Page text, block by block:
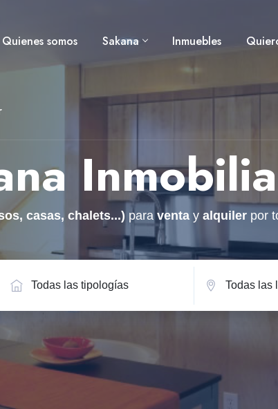
Quienes somos Sakana Inmuebles
casas, chalets...) para venta y alquiler por